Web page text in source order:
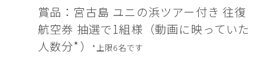
賞品：宮古島 ユニの浜ツアー付き 往復
航空券 抽選で1組様（動画に映っていた
人数分*）
*上限6名です